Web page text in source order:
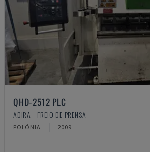
QHD-2512 PLC
ADIRA - FREIO DE PRENSA
POLÓNIA 2009